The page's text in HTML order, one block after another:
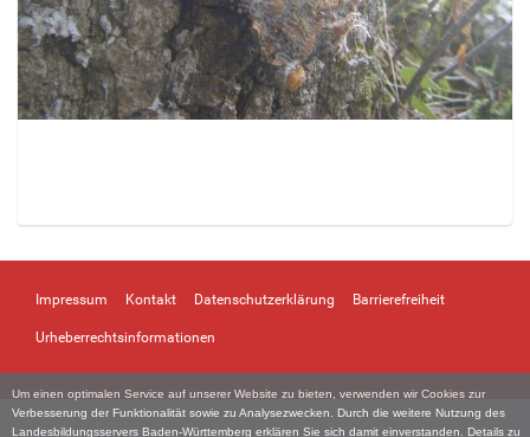
Um einen optimalen Service auf unserer Website zu bieten, verwenden wir Cookies zur
Verbesserung der Funktionalität sowie zu Analysezwecken. Durch die weitere Nutzung des
Landesbildungsservers Baden-Württemberg erklären Sie sich damit einverstanden. Details zu
e
g
e
i
l
d
Impressum Kontakt Datenschutzerklärung Barrierefreiheit
Urheberrechtsinformationen